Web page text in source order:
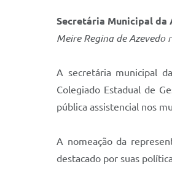
Secretária Municipal da
Meire Regina de Azevedo
A secretária municipal
Colegiado Estadual de
pública assistencial nos
A nomeação da
destacado por suas